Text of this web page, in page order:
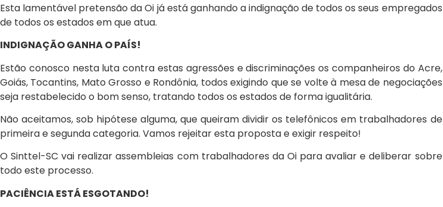
Esta lamentável pretensão da Oi já está ganhando a indignação de todos os seus empregados
de todos os estados em que atua.
INDIGNAÇÃO GANHA O PAÍS!
Estão conosco nesta luta contra estas agressões e discriminações os companheiros do Acre,
Goiás, Tocantins, Mato Grosso e Rondônia, todos exigindo que se volte à mesa de negociações
seja restabelecido o bom senso, tratando todos os estados de forma igualitária.
Não aceitamos, sob hipótese alguma, que queiram dividir os telefônicos em trabalhadores de
primeira e segunda categoria. Vamos rejeitar esta proposta e exigir respeito!
O Sinttel-SC vai realizar assembleias com trabalhadores da Oi para avaliar e deliberar sobre
todo este processo.
PACIÊNCIA ESTÁ ESGOTANDO!